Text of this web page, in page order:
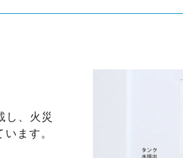
し、火災
ます。